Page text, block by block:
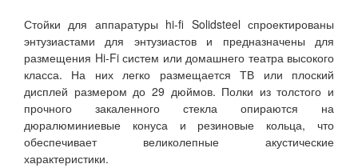
Стойки для аппаратуры hi-fi Solidsteel спроектированы
энтузиастами для энтузиастов и предназначены для
размещения Hi-Fi систем или домашнего театра высокого
класса. На них легко размещается ТВ или плоский
дисплей размером до 29 дюймов. Полки из толстого и
прочного закаленного стекла опираются на
дюралюминиевые конуса и резиновые кольца, что
обеспечивает великолепные акустические
характеристики.